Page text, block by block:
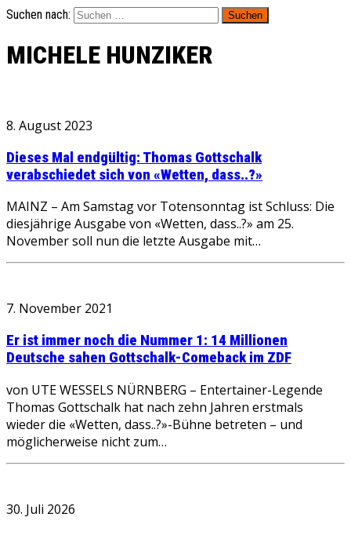
Suchen nach:
MICHELE HUNZIKER
8. August 2023
Dieses Mal endgültig: Thomas Gottschalk
verabschiedet sich von «Wetten, dass..?»
MAINZ – Am Samstag vor Totensonntag ist Schluss: Die
diesjährige Ausgabe von «Wetten, dass..?» am 25.
November soll nun die letzte Ausgabe mit…
7. November 2021
Er ist immer noch die Nummer 1: 14 Millionen
Deutsche sahen Gottschalk-Comeback im ZDF
von UTE WESSELS NÜRNBERG – Entertainer-Legende
Thomas Gottschalk hat nach zehn Jahren erstmals
wieder die «Wetten, dass..?»-Bühne betreten – und
möglicherweise nicht zum…
30. Juli 2026